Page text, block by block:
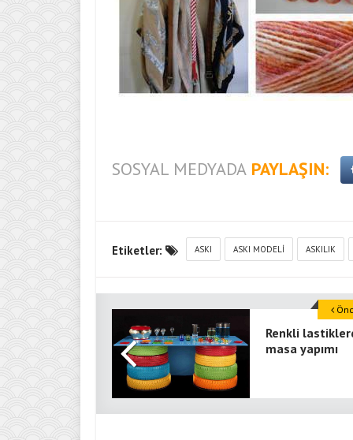
SOSYAL MEDYADA PAYLAŞIN:
Etiketler: ASKI ASKI MODELI ASKILIK
Renkli
masa yapımı